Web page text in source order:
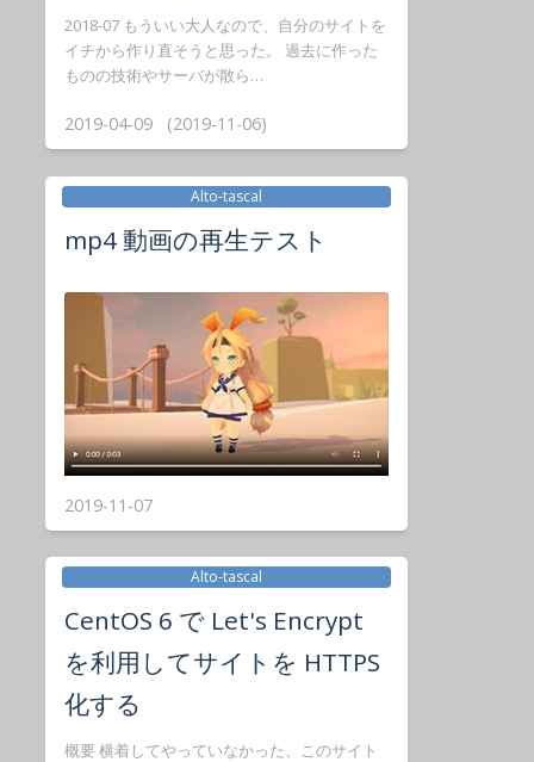
2018-07 もういい大人なので、自分のサイトを
イチから作り直そうと思った。 過去に作った
ものの技術やサーバが散ら…
2019-04-09 (2019-11-06)
Alto-tascal
mp4 動画の再生テスト
2019-11-07
Alto-tascal
CentOS 6 で Let's Encrypt
を利用してサイトを HTTPS
化する
概要 横着してやっていなかった、このサイト